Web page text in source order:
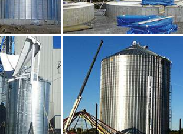
AGRANDIR CLIQUEZ POUR AGRANDIR